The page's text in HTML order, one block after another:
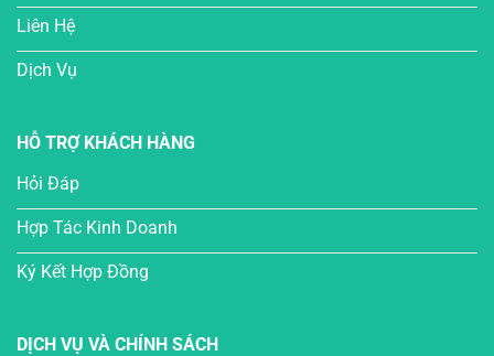
Liên Hệ
Dịch Vụ
HỖ TRỢ KHÁCH HÀNG
Hỏi Đáp
Hợp Tác Kinh Doanh
Ký Kết Hợp Đồng
DỊCH VỤ VÀ CHÍNH SÁCH